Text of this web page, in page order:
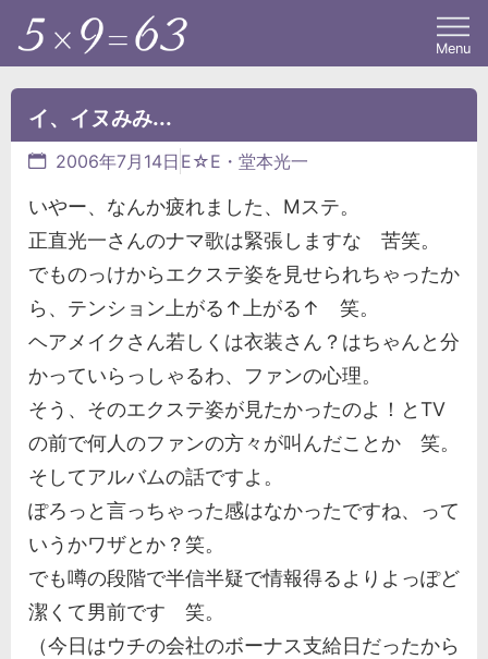
Menu
イ、イヌみみ...
2006年7月14日 E☆E・堂本光一
いやー、なんか疲れました、Mステ。
正直光一さんのナマ歌は緊張しますな 苦笑。
でものっけからエクステ姿を見せられちゃったか
ら、テンション上がる↑上がる↑ 笑。
ヘアメイクさん若しくは衣装さん？はちゃんと分
かっていらっしゃるわ、ファンの心理。
そう、そのエクステ姿が見たかったのよ！とTV
の前で何人のファンの方々が叫んだことか 笑。
そしてアルバムの話ですよ。
ぽろっと言っちゃった感はなかったですね、って
いうかワザとか？笑。
でも噂の段階で半信半疑で情報得るよりよっぽど
潔くて男前です 笑。
（今日はウチの会社のボーナス支給日だったから